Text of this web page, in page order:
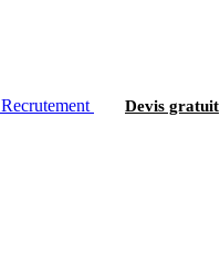
Recrutement Devis gratuit